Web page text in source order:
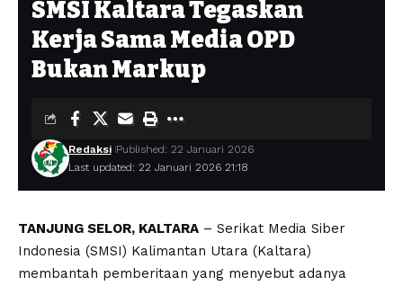
SMSI Kaltara Tegaskan
Kerja Sama Media OPD
Bukan Markup
Last updated: 22 Januari 2026 21:18
Redaksi Published: 22 Januari 2026
TANJUNG SELOR, KALTARA – Serikat Media Siber
Indonesia (SMSI) Kalimantan Utara (Kaltara)
membantah pemberitaan yang menyebut adanya